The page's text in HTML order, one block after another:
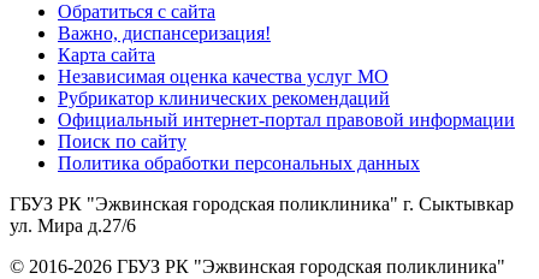
Обратиться с сайта
Важно, диспансеризация!
Карта сайта
Независимая оценка качества услуг МО
Рубрикатор клинических рекомендаций
Официальный интернет-портал правовой информации
Поиск по сайту
Политика обработки персональных данных
ГБУЗ РК "Эжвинская городская поликлиника" г. Сыктывкар
ул. Мира д.27/6
© 2016-2026 ГБУЗ РК "Эжвинская городская поликлиника"